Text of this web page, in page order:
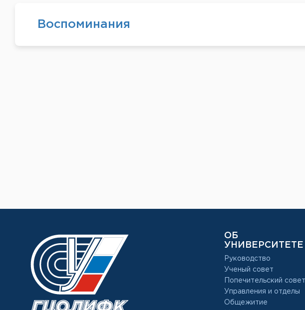
Воспоминания
ОБ
УНИВЕРСИТЕТЕ
Руководство
Ученый совет
Попечительский совет
Управления и отделы
Общежитие